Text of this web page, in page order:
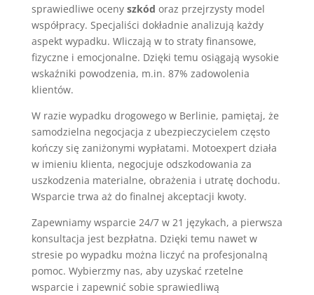
sprawiedliwe oceny szkód oraz przejrzysty model
współpracy. Specjaliści dokładnie analizują każdy
aspekt wypadku. Wliczają w to straty finansowe,
fizyczne i emocjonalne. Dzięki temu osiągają wysokie
wskaźniki powodzenia, m.in. 87% zadowolenia
klientów.
W razie wypadku drogowego w Berlinie, pamiętaj, że
samodzielna negocjacja z ubezpieczycielem często
kończy się zaniżonymi wypłatami. Motoexpert działa
w imieniu klienta, negocjuje odszkodowania za
uszkodzenia materialne, obrażenia i utratę dochodu.
Wsparcie trwa aż do finalnej akceptacji kwoty.
Zapewniamy wsparcie 24/7 w 21 językach, a pierwsza
konsultacja jest bezpłatna. Dzięki temu nawet w
stresie po wypadku można liczyć na profesjonalną
pomoc. Wybierzmy nas, aby uzyskać rzetelne
wsparcie i zapewnić sobie sprawiedliwą